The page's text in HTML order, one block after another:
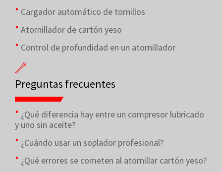
Cargador automático de tornillos
Atornillador de cartón yeso
Control de profundidad en un atornillador
Preguntas frecuentes
¿Qué diferencia hay entre un compresor lubricado
y uno sin aceite?
¿Cuándo usar un soplador profesional?
¿Qué errores se cometen al atornillar cartón yeso?